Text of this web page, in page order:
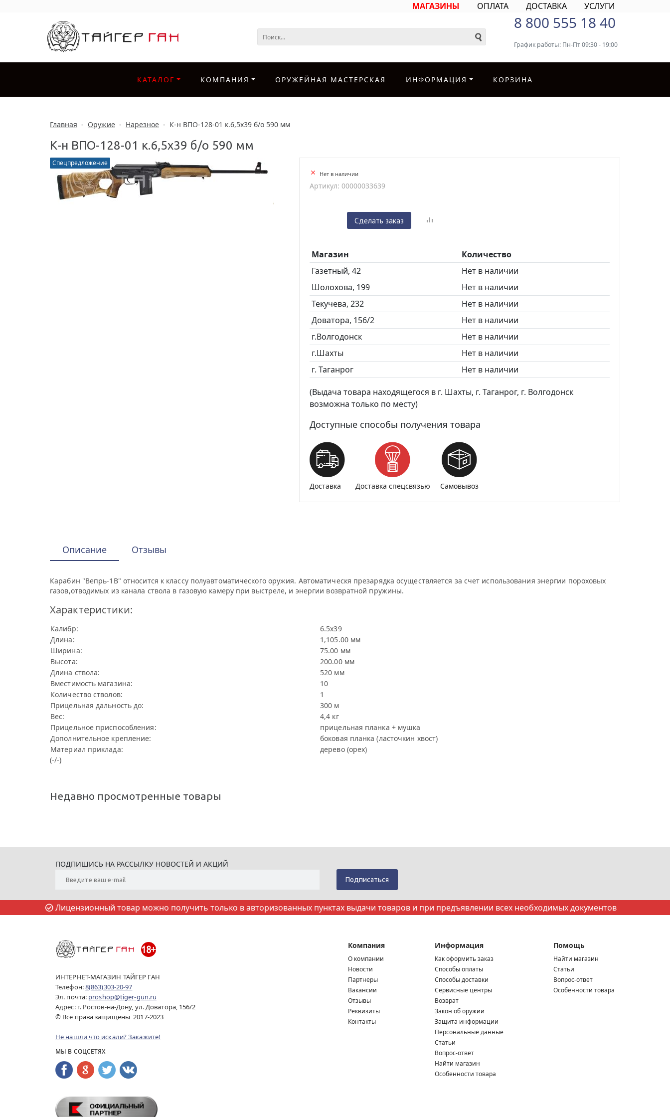
МАГАЗИНЫ ОПЛАТА ДОСТАВКА УСЛУГИ
8 800 555 18 40
График работы: Пн-Пт 09:30 - 19:00
КАТАЛОГ КОМПАНИЯ ОРУЖЕЙНАЯ МАСТЕРСКАЯ ИНФОРМАЦИЯ КОРЗИНА
Главная - Оружие - Нарезное - К-н ВПО-128-01 к.6,5х39 б/о 590 мм
К-н ВПО-128-01 к.6,5х39 б/о 590 мм
Спецпредложение
Нет в наличии
Артикул: 00000033639
Сделать заказ
Магазин
Количество
Газетный, 42
Нет в наличии
Шолохова, 199
Нет в наличии
Текучева, 232
Нет в наличии
Доватора, 156/2
Нет в наличии
г.Волгодонск
Нет в наличии
г.Шахты
Нет в наличии
г. Таганрог
Нет в наличии
(Выдача товара находящегося в г. Шахты, г. Таганрог, г. Волгодонск
возможна только по месту)
Доступные способы получения товара
Доставка Доставка спецсвязью Самовывоз
Описание Отзывы
Карабин "Вепрь-1В" относится к классу полуавтоматического оружия. Автоматическя презарядка осуществляется за счет использования энергии пороховых
газов,отводимых из канала ствола в газовую камеру при выстреле, и энергии возвратной пружины.
Характеристики:
Калибр:
6.5х39
Длина:
1,105.00 мм
Ширина:
75.00 мм
Высота:
200.00 мм
Длина ствола:
520 мм
Вместимость магазина:
10
Количество стволов:
1
Прицельная дальность до:
300 м
Вес:
4,4 кг
Прицельное приспособления:
прицельная планка + мушка
Дополнительное крепление:
боковая планка (ласточкин хвост)
Материал приклада:
дерево (орех)
(-/-)
Недавно просмотренные товары
ПОДПИШИСЬ НА РАССЫЛКУ НОВОСТЕЙ И АКЦИЙ
Лицензионный товар можно получить только в авторизованных пунктах выдачи товаров и при предъявлении всех необходимых документов
ИНТЕРНЕТ-МАГАЗИН ТАЙГЕР ГАН
Телефон:8(863)303-20-97
Эл. почта: proshop@tiger-gun.ru
Адрес: г. Ростов-на-Дону, ул. Доватора, 156/2
© Все права защищены 2017-2023
Не нашли что искали? Закажите!
МЫ В СОЦСЕТЯХ
Компания
О компании
Новости
Партнеры
Вакансии
Отзывы
Реквизиты
Контакты
Информация
Как оформить заказ
Способы оплаты
Способы доставки
Сервисные центры
Возврат
Закон об оружии
Защита информации
Персональные данные
Статьи
Вопрос-ответ
Найти магазин
Особенности товара
Помощь
Найти магазин
Статьи
Вопрос-ответ
Особенности товара